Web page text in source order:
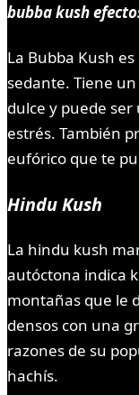
bubba kush
La Bubba Kush
sedante. Tiene
dulce y puede
estrés. También
eufórico que te
Hindu Kush
La hindu kush
autóctona indica
montañas que le
densos con una
razones de su
hachís.